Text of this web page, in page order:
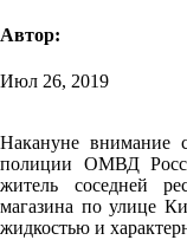
Автор:
Июл 26, 2019
Накануне внимание
полиции ОМВД
житель соседней
магазина по улице
жидкостью и